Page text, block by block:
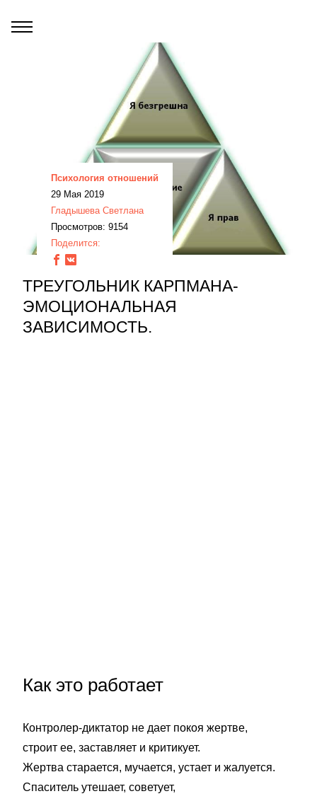
Психология отношений
29 Мая 2019
Гладышева Светлана
Просмотров: 9154
Поделится:
ТРЕУГОЛЬНИК КАРПМАНА-
ЭМОЦИОНАЛЬНАЯ
ЗАВИСИМОСТЬ.
Как это работает
Контролер-диктатор не дает покоя жертве,
строит ее, заставляет и критикует.
Жертва старается, мучается, устает и жалуется.
Спаситель утешает, советует,